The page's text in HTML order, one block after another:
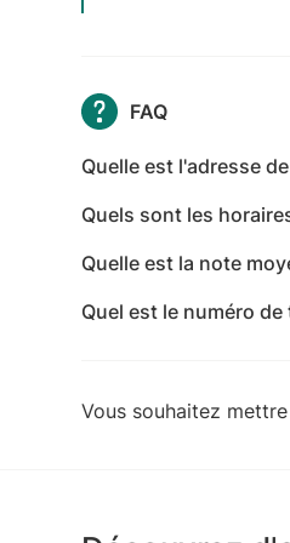
FAQ
Quelle est l'adresse
Quels sont les
Ouvert 24h/24 -
Ouvert 24h/24 -
Quelle est la note
Quel est le numéro
Vous souhaitez